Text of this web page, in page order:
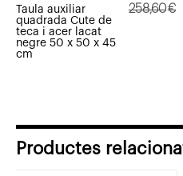
Taula auxiliar
quadrada Cute de
teca i acer lacat
negre 50 x 50 x 45
cm
258,60€
Productes